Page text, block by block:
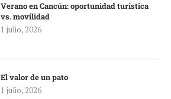
Verano en Cancún: oportunidad turística
vs. movilidad
1 julio, 2026
El valor de un pato
1 julio, 2026